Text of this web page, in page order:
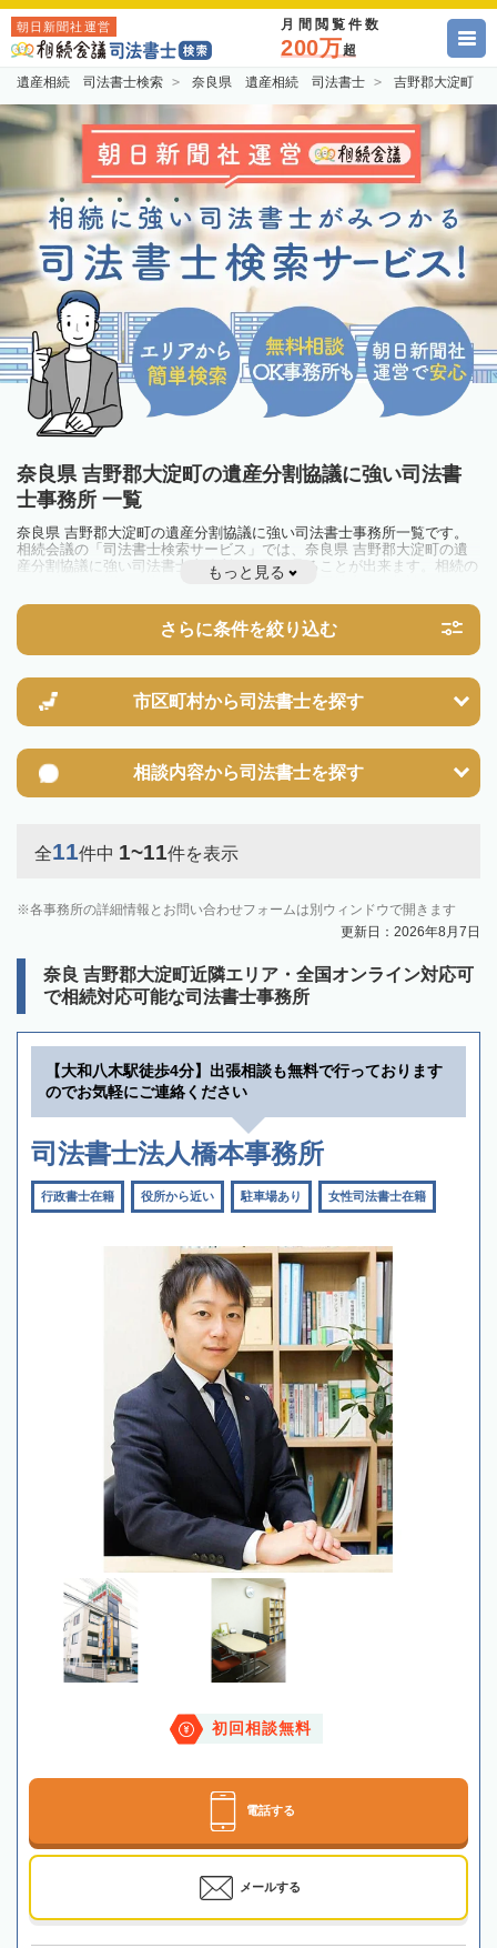
朝日新聞社運営 月間閲覧件数
200万超
遺産相続 司法書士検索 奈良県 遺産相続 司法書士 吉野郡大淀町
奈良県 吉野郡大淀町の遺産分割協議に強い司法書
士事務所 一覧
奈良県 吉野郡大淀町の遺産分割協議に強い司法書士事務所一覧です。
相続会議の「司法書士検索サービス」では、奈良県 吉野郡大淀町の遺
産分割協議に強い司法書士事務所を一覧で見ることが出来ます。相続の
トラブルやお悩みを抱えている方は一度近隣の司法書士に相談してみま
もっと見る
さらに条件を絞り込む
市区町村から司法書士を探す
相談内容から司法書士を探す
全11件中 1~11件を表示
各事務所の詳細情報とお問い合わせフォームは別ウィンドウで開きます
更新日：2026年8月7日
奈良 吉野郡大淀町近隣エリア・全国オンライン対応可
で相続対応可能な司法書士事務所
【大和八木駅徒歩4分】出張相談も無料で行っております
のでお気軽にご連絡ください
司法書士法人橋本事務所
行政書士在籍 役所から近い 駐車場あり 女性司法書士在籍
初回相談無料
電話する
メールする